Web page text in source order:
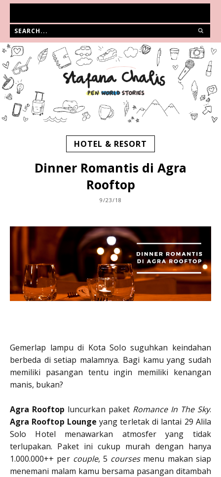
HOTEL & RESORT
Dinner Romantis di Agra
Rooftop
9/23/18
Gemerlap lampu di Kota Solo suguhkan keindahan
berbeda di setiap malamnya. Bagi kamu yang sudah
memiliki pasangan tentu ingin memiliki kenangan
manis, bukan?
Agra Rooftop luncurkan paket Romance In The Sky.
Agra Rooftop Loungeyang terletak di lantai 29 Alila
Solo Hotel menawarkan atmosfer yang tidak
terlupakan. Paket ini cukup murah dengan hanya
1.000.000++ per couple, 5 coursesmenu makan siap
menemani malam kamu bersama pasangan ditambah